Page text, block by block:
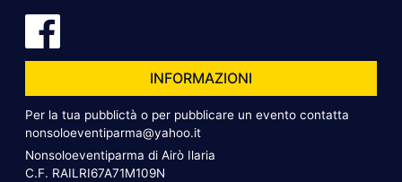
INFORMAZIONI
Per la tua pubblictà o per pubblicare un evento contatta
nonsoloeventiparma@yahoo.it
Nonsoloeventiparma di Airò Ilaria
C.F. RAILRI67A71M109N